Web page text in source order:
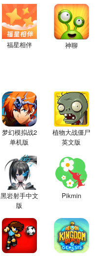
福星相伴 神聊
梦幻模拟战2
单机版
植物大战僵尸
英文版
黑岩射手中文
版
Pikmin